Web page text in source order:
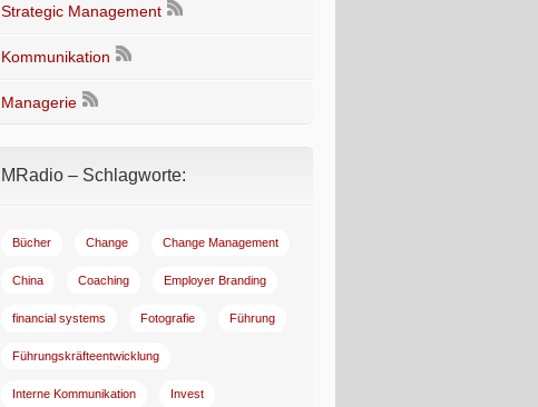
Strategic Management
Kommunikation
Managerie
MRadio – Schlagworte:
Bücher Change Change Management
China Coaching Employer Branding
financial systems Fotografie Führung
Führungskräfteentwicklung
Interne Kommunikation Invest